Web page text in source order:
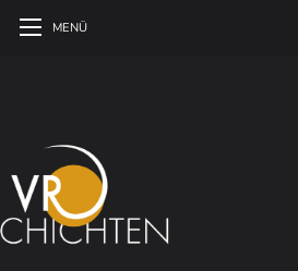
MENÜ